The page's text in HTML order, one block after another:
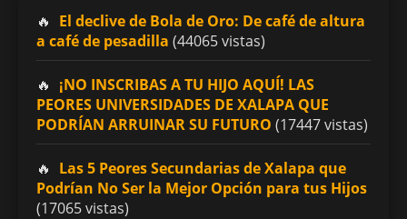
El declive de Bola de Oro: De café de altura
a café de pesadilla (44065 vistas)
¡NO INSCRIBAS A TU HIJO AQUÍ! LAS
PEORES UNIVERSIDADES DE XALAPA QUE
PODRÍAN ARRUINAR SU FUTURO (17447 vistas)
Las 5 Peores Secundarias de Xalapa que
Podrían No Ser la Mejor Opción para tus Hijos
(17065 vistas)